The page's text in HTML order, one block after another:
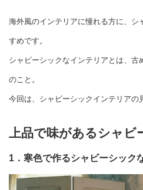
海外風のインテリアに憧れる方に、シ
すめです。
シャビーシックなインテリアとは、古
のこと。
今回は、シャビーシックインテリアの
上品で味があるシャビ
1．寒色で作るシャビーシック